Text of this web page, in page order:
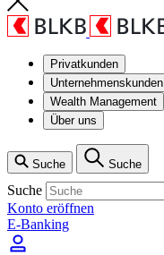
Privatkunden
Unternehmenskunden
Wealth Management
Über uns
Suche Suche
Suche
Konto eröffnen
E-Banking